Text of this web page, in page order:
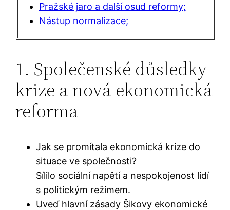
Pražské jaro a další osud reformy;
Nástup normalizace;
1. Společenské důsledky
krize a nová ekonomická
reforma
Jak se promítala ekonomická krize do
situace ve společnosti?
Sílilo sociální napětí a nespokojenost lidí
s politickým režimem.
Uveď hlavní zásady Šikovy ekonomické